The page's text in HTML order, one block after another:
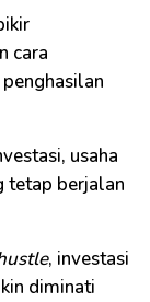
cara
usaha
tetap berjalan
, investasi
diminati